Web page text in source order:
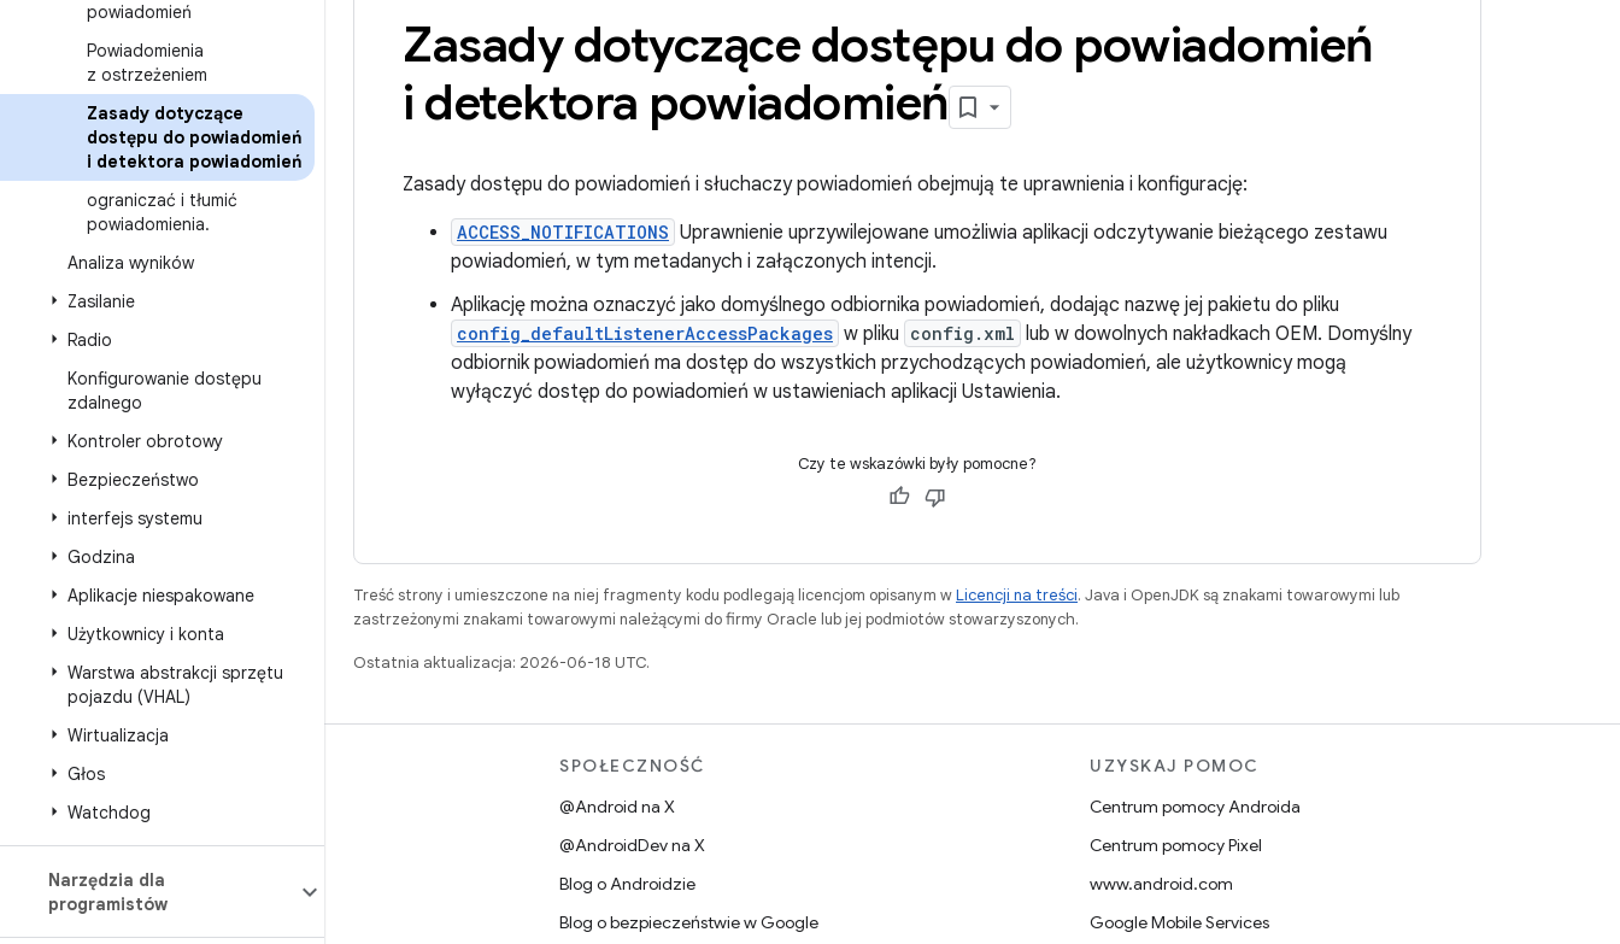
powiadomień
Powiadomienia
z ostrzeżeniem
Zasady dotyczące
dostępu do powiadomień
i detektora powiadomień
ograniczać i tłumić
powiadomienia.
Analiza wyników
Zasilanie
Radio
Konfigurowanie dostępu
zdalnego
Kontroler obrotowy
Bezpieczeństwo
interfejs systemu
Godzina
Aplikacje niespakowane
Użytkownicy i konta
Warstwa abstrakcji sprzętu
pojazdu (VHAL)
Wirtualizacja
Głos
Watchdog
Narzędzia dla
programistów
Zasady dotyczące dostępu do powiadomień
i detektora powiadomień
Zasady dostępu do powiadomień i słuchaczy powiadomień obejmują te uprawnienia i konfigurację:
ACCESS_NOTIFICATIONS Uprawnienie uprzywilejowane umożliwia aplikacji odczytywanie bieżącego zestawu
powiadomień, w tym metadanych i załączonych intencji.
Aplikację można oznaczyć jako domyślnego odbiornika powiadomień, dodając nazwę jej pakietu do pliku
config_defaultListenerAccessPackages w pliku config.xml lub w dowolnych nakładkach OEM. Domyślny
odbiornik powiadomień ma dostęp do wszystkich przychodzących powiadomień, ale użytkownicy mogą
wyłączyć dostęp do powiadomień w ustawieniach aplikacji Ustawienia.
Czy te wskazówki były pomocne?
Treść strony i umieszczone na niej fragmenty kodu podlegają licencjom opisanym wLicencji na treści. Java i OpenJDK są znakami towarowymi lub
zastrzeżonymi znakami towarowymi należącymi do firmy Oracle lub jej podmiotów stowarzyszonych.
Ostatnia aktualizacja: 2026-06-18 UTC.
BUILD
Repozytorium Androida
Wymagania
Pobieranie
SPOŁECZNOŚĆ
@Android na X
@AndroidDev na X
Blog o Androidzie
Blog o bezpieczeństwie w Google
UZYSKAJ POMOC
Centrum pomocy Androida
Centrum pomocy Pixel
www.android.com
Google Mobile Services